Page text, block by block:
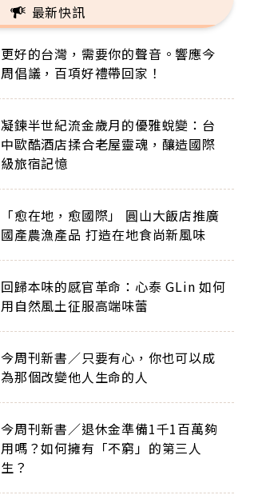
最新快訊
更好的台灣，需要你的聲音。響應今
周倡議，百項好禮帶回家！
凝鍊半世紀流金歲月的優雅蛻變：台
中歐酷酒店揉合老屋靈魂，釀造國際
級旅宿記憶
「愈在地，愈國際」 圓山大飯店推廣
國產農漁產品 打造在地食尚新風味
回歸本味的感官革命：心泰 GLin 如何
用自然風土征服高端味蕾
今周刊新書／只要有心，你也可以成
為那個改變他人生命的人
今周刊新書／退休金準備1千1百萬夠
用嗎？如何擁有「不窮」的第三人
生？